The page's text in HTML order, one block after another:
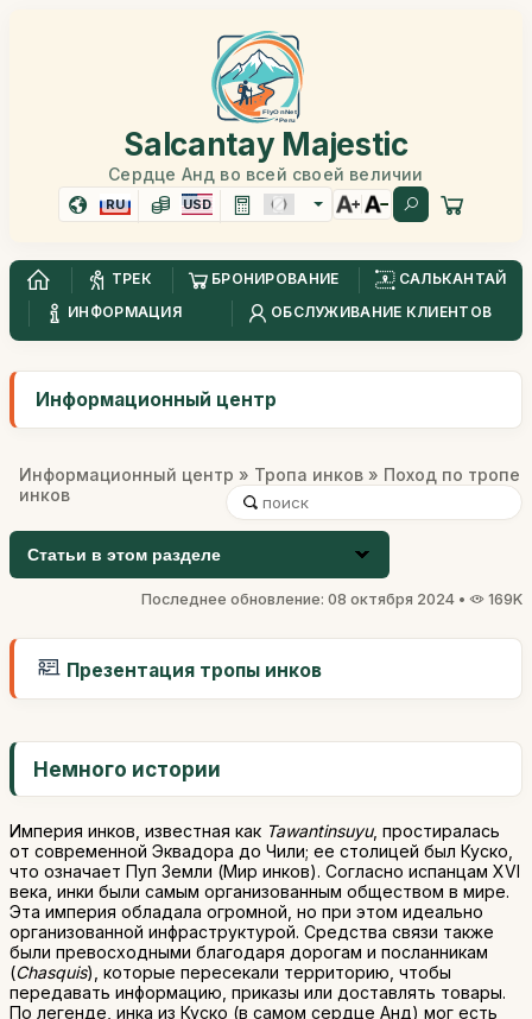
Salcantay Majestic
Сердце Анд во всей своей величии
RU USD
ТРЕК БРОНИРОВАНИЕ
САЛЬКАНТАЙ
ИНФОРМАЦИЯ
ОБСЛУЖИВАНИЕ КЛИЕНТОВ
Информационный центр
Информационный центр » Тропа инков » Поход по тропе
инков
Статьи в этом разделе
Последнее обновление: 08 октября 2024 • 169K
Презентация тропы инков
Немного истории
Империя инков, известная как Tawantinsuyu, простиралась
от современной Эквадора до Чили; ее столицей был Куско,
что означает Пуп Земли (Мир инков). Согласно испанцам XVI
века, инки были самым организованным обществом в мире.
Эта империя обладала огромной, но при этом идеально
организованной инфраструктурой. Средства связи также
были превосходными благодаря дорогам и посланникам
(Chasquis), которые пересекали территорию, чтобы
передавать информацию, приказы или доставлять товары.
По легенде, инка из Куско (в самом сердце Анд) мог есть